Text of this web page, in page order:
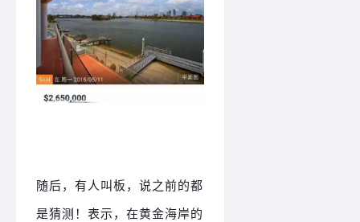
随后，有人叫板，说之前的都
是猜测！表示，在黄金海岸的